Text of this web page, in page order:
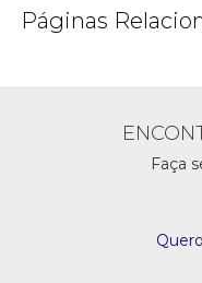
Páginas
Faça